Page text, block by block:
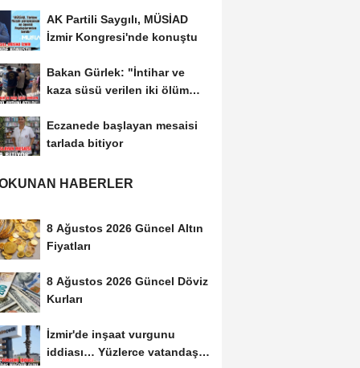
AK Partili Saygılı, MÜSİAD
İzmir Kongresi'nde konuştu
Bakan Gürlek: "İntihar ve
kaza süsü verilen iki ölüm
Eczanede başlayan mesaisi
tarlada bitiyor
HABERLER
8 Ağustos 2026 Güncel Altın
Fiyatları
8 Ağustos 2026 Güncel Döviz
Kurları
İzmir'de inşaat vurgunu
iddiası… Yüzlerce vatandaş